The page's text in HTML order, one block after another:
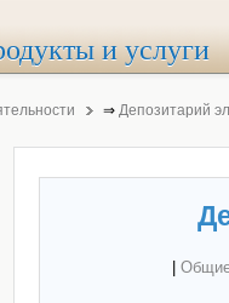
и услуги
⇒ Депозитарий